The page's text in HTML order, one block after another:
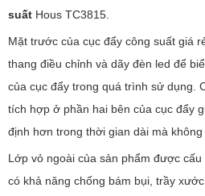
suất Hous TC3815.
Mặt trước của cục đẩy công suất giá
thang điều chỉnh và dãy đèn led để
của cục đẩy trong quá trình sử dụng.
tích hợp ở phần hai bên của cục đẩy
định hơn trong thời gian dài mà không
Lớp vỏ ngoài của sản phẩm được cấu
có khả năng chống bám bụi, trầy